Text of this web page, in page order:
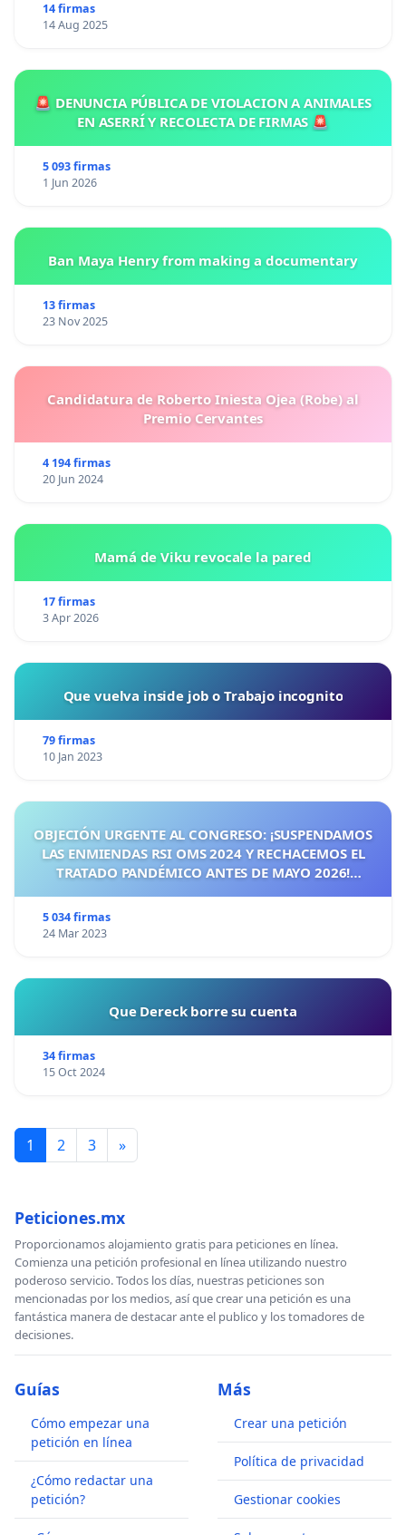
14 firmas
14 Aug 2025
🚨 DENUNCIA PÚBLICA DE VIOLACION A ANIMALES
EN ASERRÍ Y RECOLECTA DE FIRMAS 🚨
5 093 firmas
1 Jun 2026
Ban Maya Henry from making a documentary
13 firmas
23 Nov 2025
Candidatura de Roberto Iniesta Ojea (Robe) al
Premio Cervantes
4 194 firmas
20 Jun 2024
Mamá de Viku revocale la pared
17 firmas
3 Apr 2026
Que vuelva inside job o Trabajo incognito
79 firmas
10 Jan 2023
OBJECIÓN URGENTE AL CONGRESO: ¡SUSPENDAMOS
LAS ENMIENDAS RSI OMS 2024 Y RECHACEMOS EL
TRATADO PANDÉMICO ANTES DE MAYO 2026!
5 034 firmas
24 Mar 2023
Que Dereck borre su cuenta
34 firmas
15 Oct 2024
1 2 3 »
Peticiones.mx
Proporcionamos alojamiento gratis para peticiones en línea.
Comienza una petición profesional en línea utilizando nuestro
poderoso servicio. Todos los días, nuestras peticiones son
mencionadas por los medios, así que crear una petición es una
fantástica manera de destacar ante el publico y los tomadores de
decisiones.
Guías
Cómo empezar una
petición en línea
¿Cómo redactar una
petición?
Más
Crear una petición
Política de privacidad
Gestionar cookies